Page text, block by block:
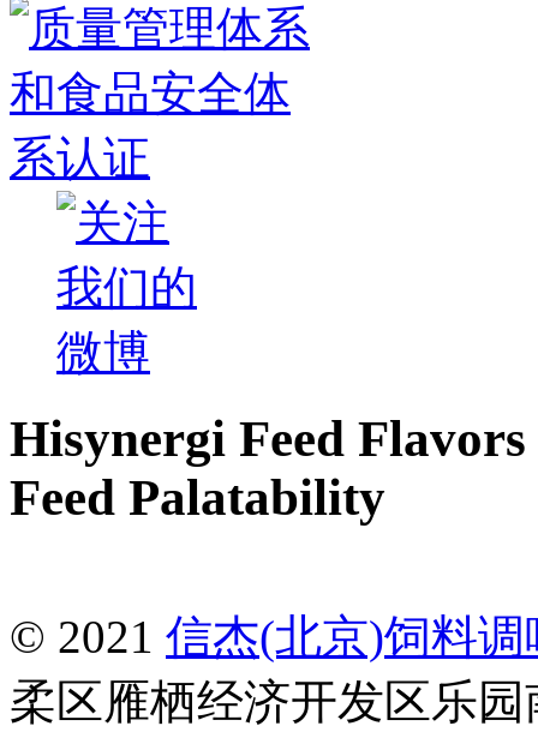
Hisynergi Feed
Feed Palatability
© 2021 信杰(北京)饲料
柔区雁栖经济开发区乐